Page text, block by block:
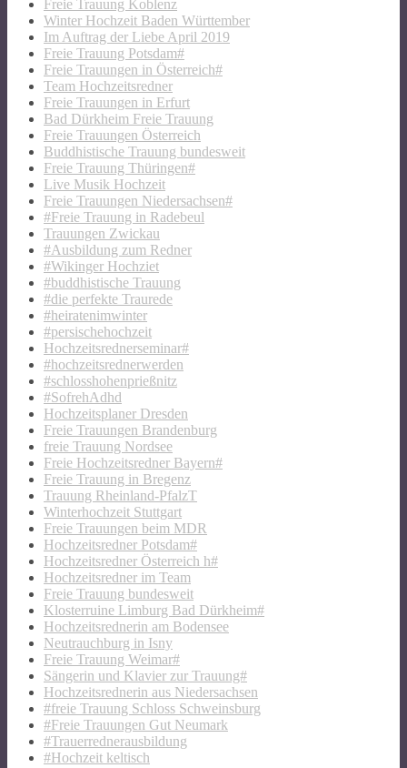
Freie Trauung Koblenz
Winter Hochzeit Baden Württember
Im Auftrag der Liebe April 2019
Freie Trauung Potsdam#
Freie Trauungen in Österreich#
Team Hochzeitsredner
Freie Trauungen in Erfurt
Bad Dürkheim Freie Trauung
Freie Trauungen Österreich
Buddhistische Trauung bundesweit
Freie Trauung Thüringen#
Live Musik Hochzeit
Freie Trauungen Niedersachsen#
#Freie Trauung in Radebeul
Trauungen Zwickau
#Ausbildung zum Redner
#Wikinger Hochziet
#buddhistische Trauung
#die perfekte Traurede
#heiratenimwinter
#persischehochzeit
Hochzeitsrednerseminar#
#hochzeitsrednerwerden
#schlosshohenprießnitz
#SofrehAdhd
Hochzeitsplaner Dresden
Freie Trauungen Brandenburg
freie Trauung Nordsee
Freie Hochzeitsredner Bayern#
Freie Trauung in Bregenz
Trauung Rheinland-PfalzT
Winterhochzeit Stuttgart
Freie Trauungen beim MDR
Hochzeitsredner Potsdam#
Hochzeitsredner Österreich h#
Hochzeitsredner im Team
Freie Trauung bundesweit
Klosterruine Limburg Bad Dürkheim#
Hochzeitsrednerin am Bodensee
Neutrauchburg in Isny
Freie Trauung Weimar#
Sängerin und Klavier zur Trauung#
Hochzeitsrednerin aus Niedersachsen
#freie Trauung Schloss Schweinsburg
#Freie Trauungen Gut Neumark
#Trauerrednerausbildung
#Hochzeit keltisch